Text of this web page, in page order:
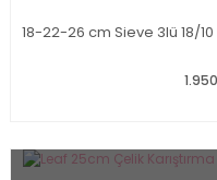
18-22-26 cm Sieve 3lü 18/